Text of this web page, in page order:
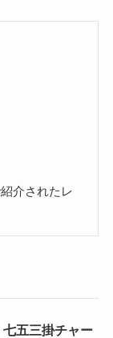
介されたレ
七五三掛チャー